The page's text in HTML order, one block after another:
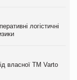
логістичні
власної ТМ Varto
логістичні
власної ТМ Varto